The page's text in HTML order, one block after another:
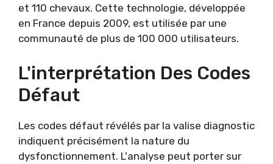
et 110 chevaux. Cette technologie, développée
en France depuis 2009, est utilisée par une
communauté de plus de 100 000 utilisateurs.
L'interprétation Des Codes
Défaut
Les codes défaut révélés par la valise diagnostic
indiquent précisément la nature du
dysfonctionnement. L'analyse peut porter sur